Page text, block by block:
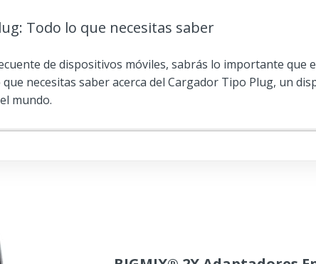
Todo lo que necesitas saber
de dispositivos móviles, sabrás lo importante que
necesitas saber acerca del Cargador Tipo Plug, un
mundo.